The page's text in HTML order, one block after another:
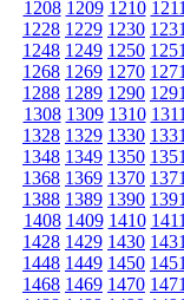
1208 1209 1210 1211
1228 1229 1230 1231
1248 1249 1250 1251
1268 1269 1270 1271
1288 1289 1290 1291
1308 1309 1310 1311
1328 1329 1330 1331
1348 1349 1350 1351
1368 1369 1370 1371
1388 1389 1390 1391
1408 1409 1410 1411
1428 1429 1430 1431
1448 1449 1450 1451
1468 1469 1470 1471